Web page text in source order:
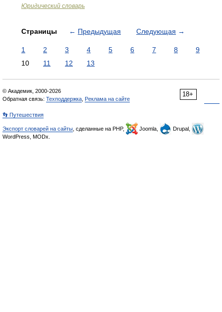
Юридический словарь
Страницы ← Предыдущая Следующая →
1 2 3 4 5 6 7 8
9
10
11 12 13
18+
© Академик, 2000-2026
Обратная связь: Техподдержка Реклама на сайте
👣 Путешествия
Экспорт словарей на сайты , сделанные на PHP, Joomla,
Drupal,
WordPress, MODx.